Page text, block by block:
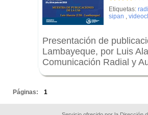
Etiquetas:
sipan ,
Presentación de
Lambayeque, por Luis
Comunicación Radial y
Páginas: 1